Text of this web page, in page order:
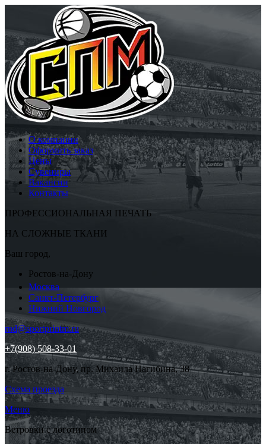
О компании
Оформить заказ
Цены
Сувениры
Вакансии
Контакты
ПРОФЕССИОНАЛЬНАЯ ПЕЧАТЬ
НА СЛОЖНЫЕ ТКАНИ
Ваш город,
Ростов-на-Дону
Москва
Санкт-Петербург
Нижний Новгород
rnd@sportprintm.ru
+7(908) 508-33-01
г. Ростов-на-Дону, пр. Михаила Нагибина, 38
Схема проезда
Меню
Ветровки с логотипом